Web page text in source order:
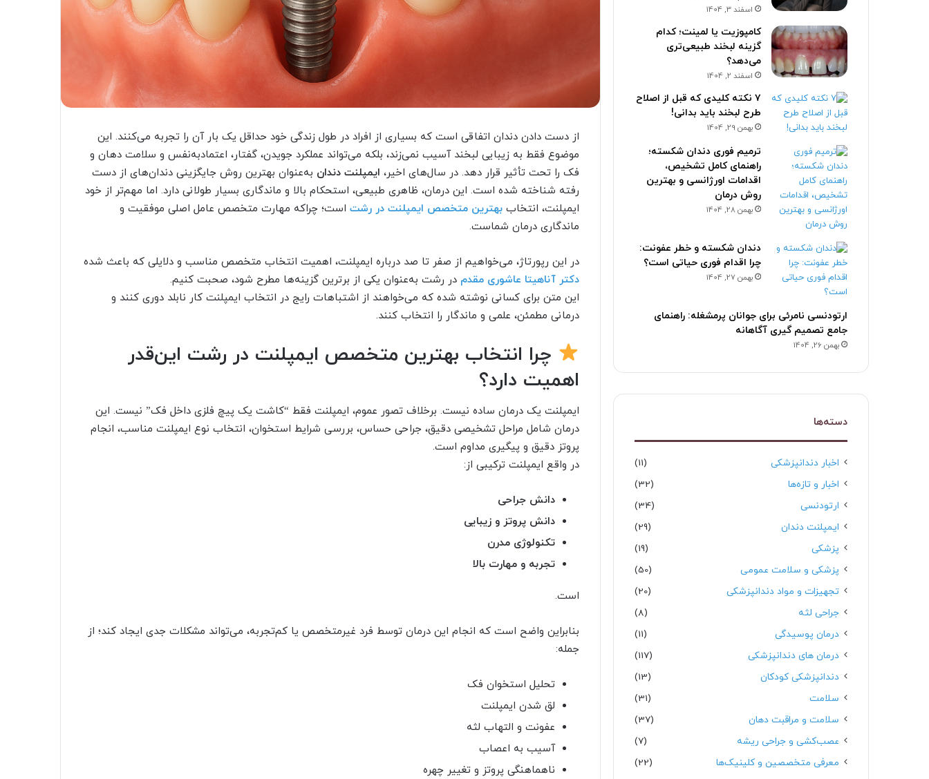
از دست دادن دندان اتفاقی است که بسیاری از افراد در طول زندگی خود حداقل یک بار آن را تجربه می‌کنند. این
موضوع فقط به زیبایی لبخند آسیب نمی‌زند، بلکه می‌تواند عملکرد جویدن، گفتار، اعتمادبه‌نفس و سلامت دهان و
فک را تحت تأثیر قرار دهد. در سال‌های اخیر، ایمپلنت دندان به‌عنوان بهترین روش جایگزینی دندان‌های از دست
رفته شناخته شده است. این درمان، ظاهری طبیعی، استحکام بالا و ماندگاری بسیار طولانی دارد. اما مهم‌تر از خود
ایمپلنت، انتخاب بهترین متخصص ایمپلنت در رشت است؛ چراکه مهارت متخصص عامل اصلی موفقیت و
ماندگاری درمان شماست.
در این رپورتاژ، می‌خواهیم از صفر تا صد درباره ایمپلنت، اهمیت انتخاب متخصص مناسب و دلایلی که باعث شده
دکتر آناهیتا عاشوری مقدم در رشت به‌عنوان یکی از برترین گزینه‌ها مطرح شود، صحبت کنیم.
این متن برای کسانی نوشته شده که می‌خواهند از اشتباهات رایج در انتخاب ایمپلنت کار نابلد دوری کنند و
درمانی مطمئن، علمی و ماندگار را انتخاب کنند.
چرا انتخاب بهترین متخصص ایمپلنت در رشت این‌قدر
اهمیت دارد؟
ایمپلنت یک درمان ساده نیست. برخلاف تصور عموم، ایمپلنت فقط “کاشت یک پیچ فلزی داخل فک” نیست. این
درمان شامل مراحل تشخیصی دقیق، جراحی حساس، بررسی شرایط استخوان، انتخاب نوع ایمپلنت مناسب، انجام
پروتز دقیق و پیگیری مداوم است.
در واقع ایمپلنت ترکیبی از:
دانش جراحی
دانش پروتز و زیبایی
تکنولوژی مدرن
تجربه و مهارت بالا
است.
بنابراین واضح است که انجام این درمان توسط فرد غیرمتخصص یا کم‌تجربه، می‌تواند مشکلات جدی ایجاد کند؛ از
جمله:
تحلیل استخوان فک
لق شدن ایمپلنت
عفونت و التهاب لثه
آسیب به اعصاب
ناهماهنگی پروتز و تغییر چهره
اسفند 3, 1404
کامپوزیت یا لمینت؛ کدام
گزینه لبخند طبیعی‌تری
می‌دهد؟
اسفند 2, 1404
۷ نکته کلیدی که قبل از اصلاح
طرح لبخند باید بدانی!
بهمن 29, 1404
ترمیم فوری دندان شکسته؛
راهنمای کامل تشخیص،
اقدامات اورژانسی و بهترین
روش درمان
بهمن 28, 1404
دندان شکسته و خطر عفونت:
چرا اقدام فوری حیاتی است؟
بهمن 27, 1404
ارتودنسی نامرئی برای جوانان پرمشغله: راهنمای
جامع تصمیم گیری آگاهانه
بهمن 26, 1404
دسته‌ها
اخبار دندانپزشکی
(11)
اخبار و تازه‌ها
(32)
ارتودنسی
(34)
ایمپلنت دندان
(29)
پزشکی
(19)
پزشکی و سلامت عمومی
(50)
تجهیزات و مواد دندانپزشکی
(20)
جراحی لثه
(8)
درمان پوسیدگی
(11)
درمان های دندانپزشکی
(117)
دندانپزشکی کودکان
(13)
سلامت
(31)
سلامت و مراقبت دهان
(37)
عصب‌کشی و جراحی ریشه
(7)
معرفی متخصصین و کلینیک‌ها
(22)